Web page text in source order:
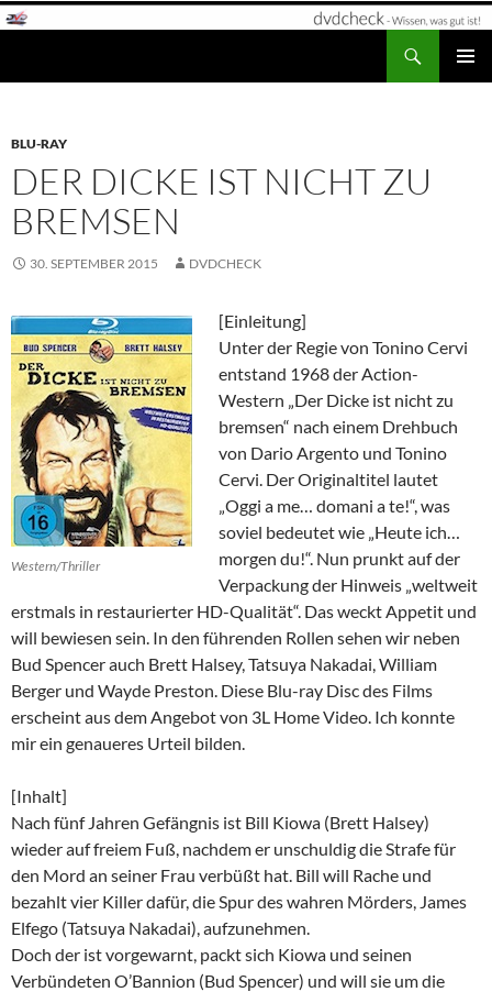
Zum
BLU-RAY
DER DICKE IST NICHT ZU
BREMSEN
30. SEPTEMBER 2015 DVDCHECK
Western/Thriller
[Einleitung]
Unter der Regie von Tonino Cervi
entstand 1968 der Action-
Western „Der Dicke ist nicht zu
bremsen“ nach einem Drehbuch
von Dario Argento und Tonino
Cervi. Der Originaltitel lautet
„Oggi a me… domani a te!“, was
soviel bedeutet wie „Heute ich…
morgen du!“. Nun prunkt auf der
Verpackung der Hinweis „weltweit
erstmals in restaurierter HD-Qualität“. Das weckt Appetit und
will bewiesen sein. In den führenden Rollen sehen wir neben
Bud Spencer auch Brett Halsey, Tatsuya Nakadai, William
Berger und Wayde Preston. Diese Blu-ray Disc des Films
erscheint aus dem Angebot von 3L Home Video. Ich konnte
mir ein genaueres Urteil bilden.
[Inhalt]
Nach fünf Jahren Gefängnis ist Bill Kiowa (Brett Halsey)
wieder auf freiem Fuß, nachdem er unschuldig die Strafe für
den Mord an seiner Frau verbüßt hat. Bill will Rache und
bezahlt vier Killer dafür, die Spur des wahren Mörders, James
Elfego (Tatsuya Nakadai), aufzunehmen.
Doch der ist vorgewarnt, packt sich Kiowa und seinen
Verbündeten O’Bannion (Bud Spencer) und will sie um die